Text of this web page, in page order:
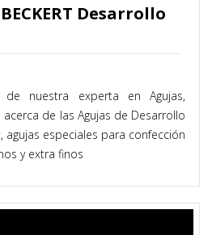
Desarrollo
nuestra experta en Agujas,
de las Agujas de Desarrollo
agujas especiales para confección
y extra finos